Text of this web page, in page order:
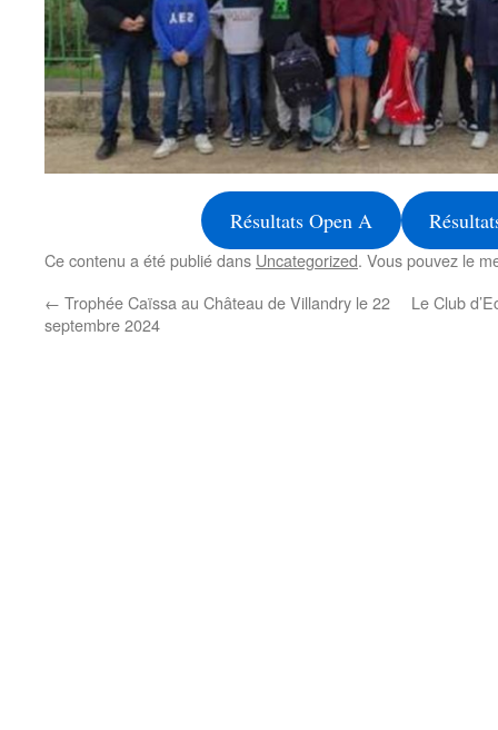
Résultats Open A
Ce contenu a été publié dans Uncategorized. Vous pouvez le
← Trophée Caïssa au Château de Villandry le 22
septembre 2024
Le Club